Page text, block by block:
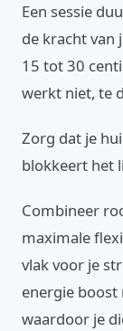
Een sessie
de kracht van
15 tot 30
werkt niet, te
Zorg dat je
blokkeert het
Combineer
maximale
vlak voor je
energie boost
waardoor je